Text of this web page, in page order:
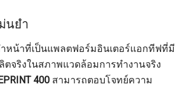
นยำ
ำหน้าที่เป็นแพลตฟอร์มอินเตอร์แอกทีฟที่มี
จริงในสภาพแวดล้อมการทำงานจริง
EPRINT 400 สามารถตอบโจทย์ความ